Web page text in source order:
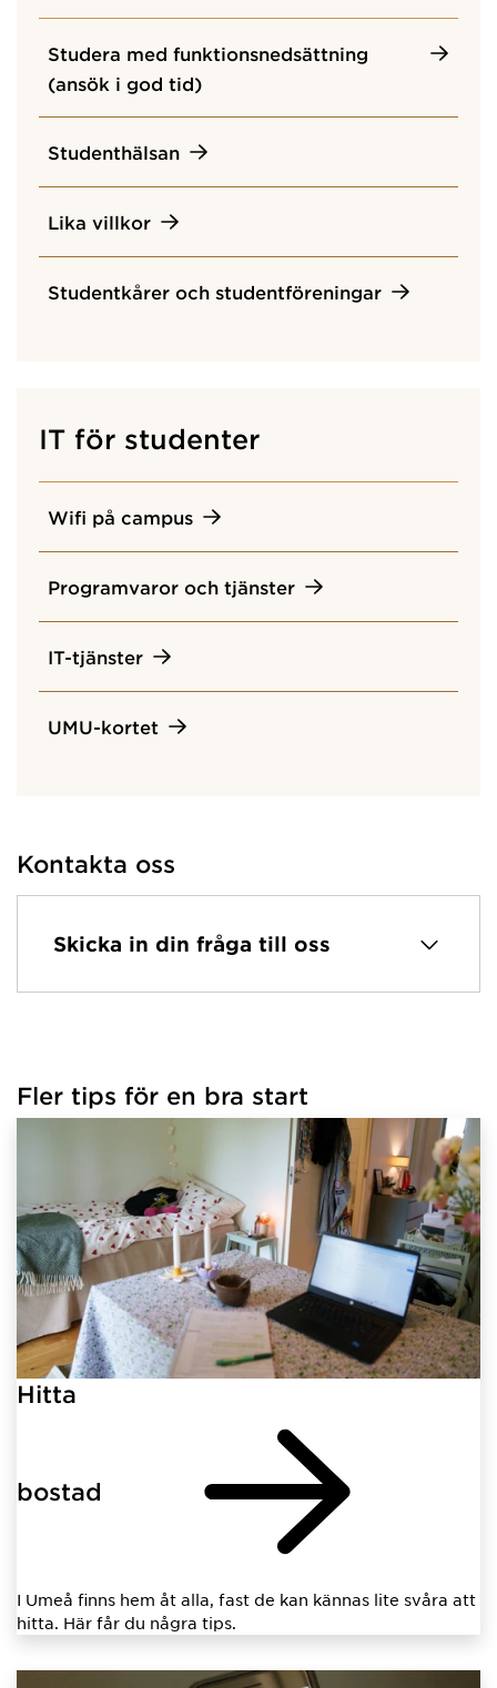
Studera med funktionsnedsättning
(ansök i god tid)
Studenthälsan
Lika villkor
Studentkårer och studentföreningar
IT för studenter
Wifi på campus
Programvaror och tjänster
IT-tjänster
UMU-kortet
Kontakta oss
Skicka in din fråga till oss
Fler tips för en bra start
Hitta
bostad
I Umeå finns hem åt alla, fast de kan kännas lite svåra att
hitta. Här får du några tips.